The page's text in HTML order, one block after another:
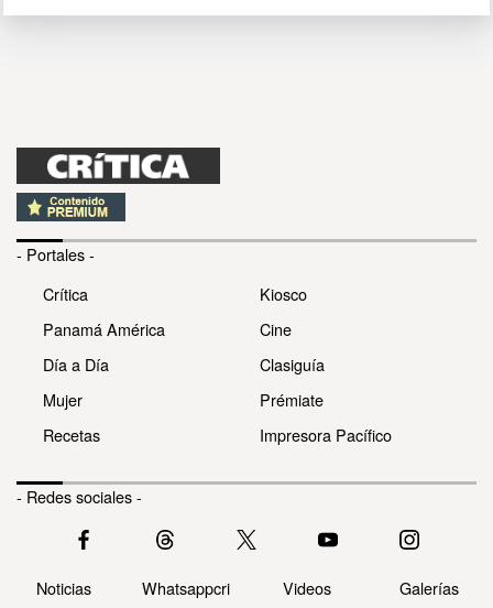
- Portales -
Crítica
Panamá América
Día a Día
Mujer
Recetas
Kiosco
Cine
Clasiguía
Prémiate
Impresora Pacífico
- Redes sociales -
Noticias Whatsappcri Videos Galerías